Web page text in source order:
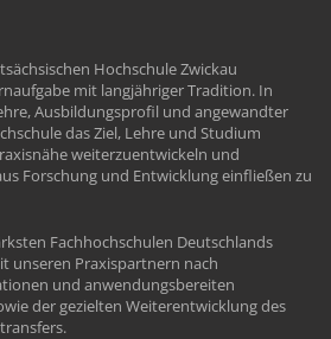
Hochschule Zwickau
mit langjähriger Tradition. In
Ausbildungsprofil und angewandter
das Ziel, Lehre und Studium
weiterzuentwickeln und
Forschung und Entwicklung einfließen zu
Fachhochschulen Deutschlands
unseren Praxispartnern nach
und anwendungsbereiten
der gezielten Weiterentwicklung des